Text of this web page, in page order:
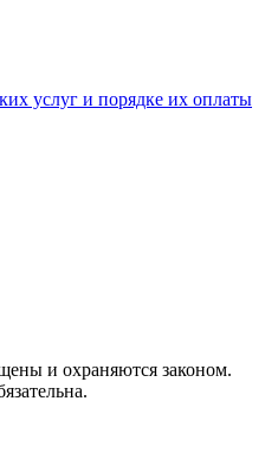
услуг и порядке их оплаты
и охраняются законом.